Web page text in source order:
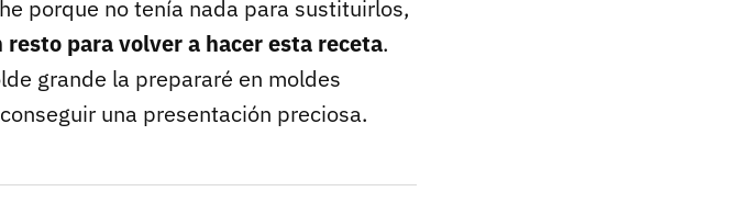
porque no tenía nada para sustituirlos,
para volver a hacer esta receta.
grande la prepararé en moldes
una presentación preciosa.